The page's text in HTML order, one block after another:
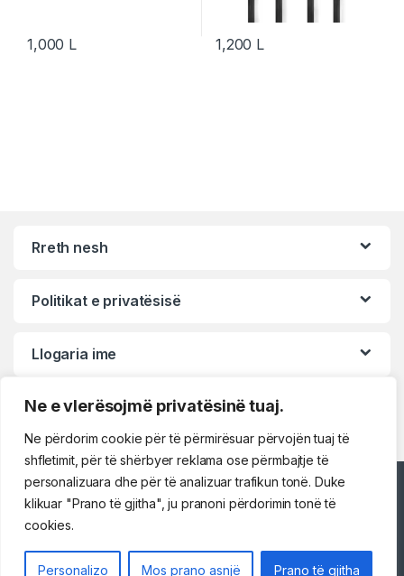
Ne e vlerësojmë privatësinë tuaj.
Ne përdorim cookie për të përmirësuar përvojën tuaj të
shfletimit, për të shërbyer reklama ose përmbajtje të
personalizuara dhe për të analizuar trafikun tonë. Duke
klikuar "Prano të gjitha", ju pranoni përdorimin tonë të
cookies.
Personalizo Mos prano asnjë Prano të gjitha
1,000 L 1,200 L
Rreth nesh
Politikat e privatësisë
Llogaria ime
Na kontaktoni
Përshëndetje!